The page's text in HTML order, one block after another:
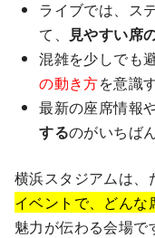
ライブでは、ス
て、
見やすい席
混雑を少しでも
の動き方を意識
最新の座席情報
するのがいちば
横浜スタジアムは、
イベントで、どんな
魅力が伝わる会場で